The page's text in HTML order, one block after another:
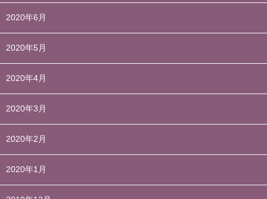
2020年6月
2020年5月
2020年4月
2020年3月
2020年2月
2020年1月